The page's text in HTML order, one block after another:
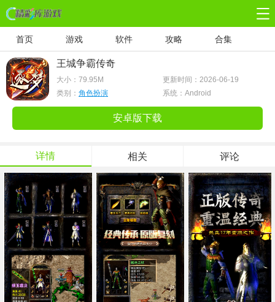
首页 游戏 软件 攻略 合集
王城争霸传奇
大小： 79.95M
更新时间：2026-06-19
类别： 角色扮演 系统：Android
安卓版下载
详情 相关 评论